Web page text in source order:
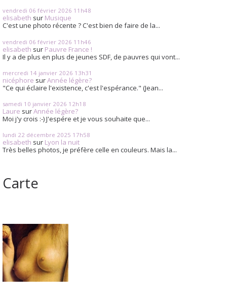
vendredi 06 février 2026 11h48
elisabeth sur Musique
C'est une photo récente ? C'est bien de faire de la...
vendredi 06 février 2026 11h46
elisabeth sur Pauvre France !
Il y a de plus en plus de jeunes SDF, de pauvres qui vont...
mercredi 14 janvier 2026 13h31
nicéphore surAnnée légère?
"Ce qui éclaire l'existence, c'est l'espérance." (Jean...
samedi 10 janvier 2026 12h18
Laure surAnnée légère?
Moi j'y crois :-) J'espére et je vous souhaite que...
lundi 22 décembre 2025 17h58
elisabeth sur Lyon la nuit
Très belles photos, je préfère celle en couleurs. Mais la...
Carte